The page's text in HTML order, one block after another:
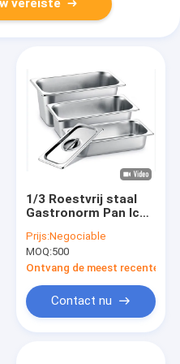
vereiste
1/3 Roestvrij staal
Gastronorm Pan Ice
Container
Prijs:Negociable
MOQ:500
Ontvang de meest recente
Contact nu